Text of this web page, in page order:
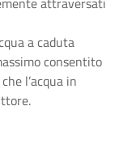
a caduta
consentito
l’acqua in